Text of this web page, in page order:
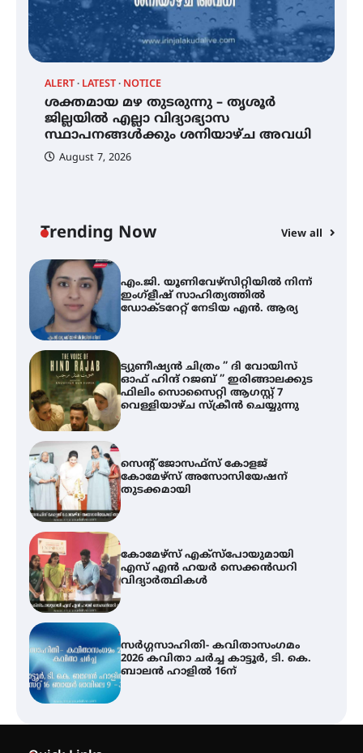
ALERT LATEST NOTICE
ശക്തമായ മഴ തുടരുന്നു – തൃശൂർ
ജില്ലയിൽ എല്ലാ വിദ്യാഭ്യാസ
സ്ഥാപനങ്ങൾക്കും ശനിയാഴ്ച അവധി
August 7, 2026
Trending Now View all
കോമേഴ്സ് എക്സ്പോയുമായി
എസ് എൻ ഹയർ സെക്കൻഡറി
വിദ്യാർത്ഥികൾ
സർഗ്ഗസാഹിതി- കവിതാസംഗമം
2026 കവിതാ ചർച്ച കാട്ടൂർ, ടി. കെ.
ബാലൻ ഹാളിൽ 16ന്
അവധി
എം.ജി. യൂണിവേഴ്‌സിറ്റിയിൽ നിന്ന്
ഇംഗ്ളീഷ് സാഹിത്യത്തിൽ
ഡോക്ടറേറ്റ് നേടിയ എൻ. ആര്യ
ട്യുണീഷ്യൻ ചിത്രം ” ദി വോയിസ്
ഓഫ് ഹിന്ദ് റജബ് ” ഇരിങ്ങാലക്കുട
ഫിലിം സൊസൈറ്റി ആഗസ്റ്റ് 7
വെള്ളിയാഴ്ച സ്‌ക്രീൻ ചെയ്യുന്നു
സെന്റ് ജോസഫ്സ് കോളജ്
കോമേഴ്‌സ് അസോസിയേഷന്
തുടക്കമായി
കോമേഴ്സ് എക്സ്പോയുമായി
എസ് എൻ ഹയർ സെക്കൻഡറി
വിദ്യാർത്ഥികൾ
സർഗ്ഗസാഹിതി- കവിതാസംഗമം
2026 കവിതാ ചർച്ച കാട്ടൂർ, ടി. കെ.
ബാലൻ ഹാളിൽ 16ന്